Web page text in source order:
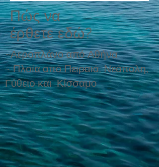
Πώς να
έρθετε εδώ?
~Αεροπλάνο από Αθήνα
~ Πλοία από Πειραιά, Νεάπολη,
Γύθειο και Κίσσαμο